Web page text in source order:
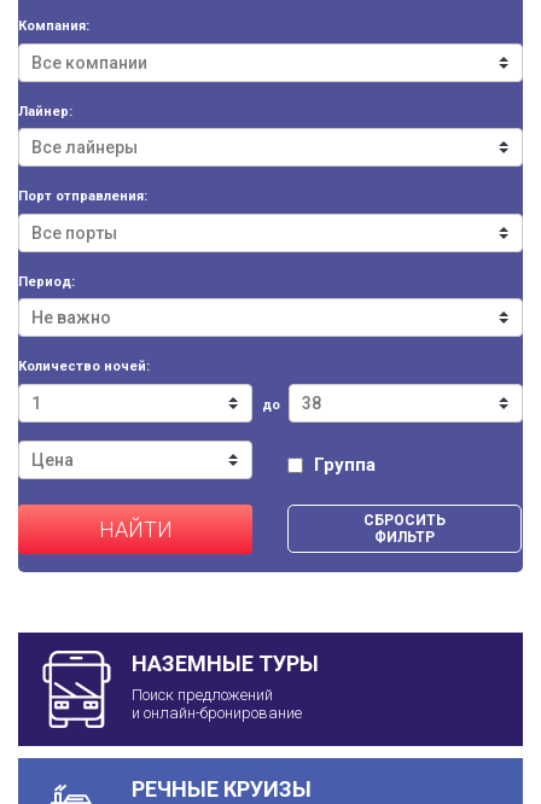
Компания:
Лайнер:
Порт отправления:
Период:
Количество ночей:
до
Группа
НАЙТИ
СБРОСИТЬ
ФИЛЬТР
НАЗЕМНЫЕ ТУРЫ
Поиск предложений
и онлайн-бронирование
РЕЧНЫЕ КРУИЗЫ